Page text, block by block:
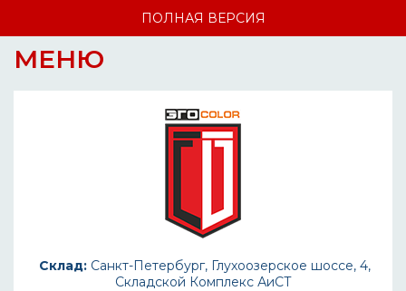
ПОЛНАЯ ВЕРСИЯ
МЕНЮ
Склад: Санкт-Петербург, Глухоозерское шоссе, 4,
Складской Комплекс АиСТ